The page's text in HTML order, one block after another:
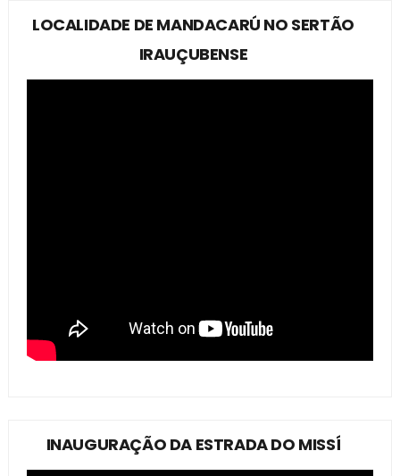
LOCALIDADE DE MANDACARÚ NO SERTÃO
IRAUÇUBENSE
INAUGURAÇÃO DA ESTRADA DO MISSÍ